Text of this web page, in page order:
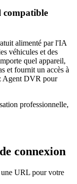
compatible
alimenté par l'IA
véhicules et des
quel appareil,
et fournit un accès à
Agent DVR pour
professionnelle,
connexion
URL pour votre